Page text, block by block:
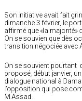
Son initiative avait fait
dimanche 3 février, le
affirmé que «la majorité»
On se souvien que dès
transition négociée avec
On se souvient pourtant
proposé, début janvier,
dialogue national à
l’opposition qui pose
M.Assad.